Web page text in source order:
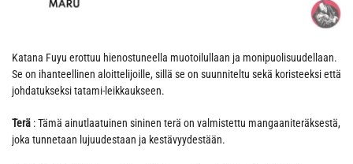
Katana Fuyu erottuu hienostuneella muotoilullaan ja monipuolisuudellaan.
Se on ihanteellinen aloittelijoille, sillä se on suunniteltu sekä koristeeksi että
johdatukseksi tatami-leikkaukseen.
Terä : Tämä ainutlaatuinen sininen terä on valmistettu mangaaniteräksestä,
joka tunnetaan lujuudestaan ja kestävyydestään.